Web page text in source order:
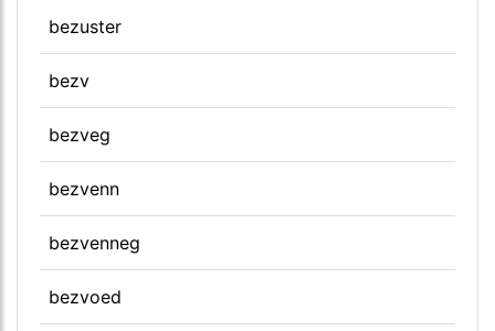
bezuster
bezv
bezveg
bezvenn
bezvenneg
bezvoed